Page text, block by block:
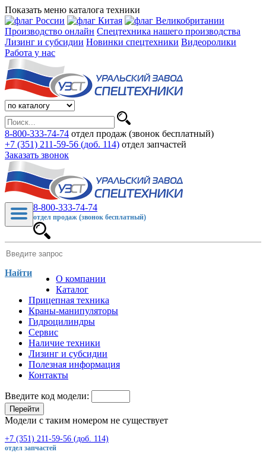
Показать меню каталога техники
Производство онлайн Спецтехника нашего производства
Лизинг и субсидии Новинки спецтехники Видеоролики
Работа у нас
8-800-333-74-74 отдел продаж (звонок бесплатный)
+7 (351) 211-59-56 (доб. 114) отдел запчастей
Заказать звонок
8-800-333-74-74
отдел продаж (звонок бесплатный)
Найти
О компании
Каталог
Прицепная техника
Краны-манипуляторы
Гидроцилиндры
Сервис
Наличие техники
Лизинг и субсидии
Полезная информация
Контакты
Введите код модели:
Перейти
Модели с таким номером не существует
+7 (351) 211-59-56 (доб. 114)
отдел запчастей